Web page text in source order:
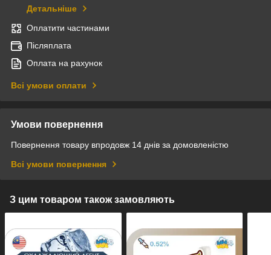
Детальніше
Оплатити частинами
Післяплата
Оплата на рахунок
Всі умови оплати
Умови повернення
Повернення товару впродовж 14 днів за домовленістю
Всі умови повернення
З цим товаром також замовляють